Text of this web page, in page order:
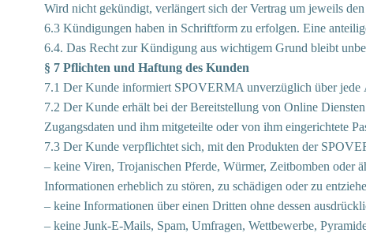
Wird nicht gekündigt, verlängert sich der Vertrag um jeweils
6.3 Kündigungen haben in Schriftform zu erfolgen. Eine
6.4. Das Recht zur Kündigung aus wichtigem Grund bleibt
§ 7 Pflichten und Haftung des Kunden
7.1 Der Kunde informiert SPOVERMA unverzüglich über
7.2 Der Kunde erhält bei der Bereitstellung von Online
Zugangsdaten und ihm mitgeteilte oder von ihm eingerichtete
7.3 Der Kunde verpflichtet sich, mit den Produkten der
– keine Viren, Trojanischen Pferde, Würmer, Zeitbomben oder
Informationen erheblich zu stören, zu schädigen oder zu
– keine Informationen über einen Dritten ohne dessen
– keine Junk-E-Mails, Spam, Umfragen, Wettbewerbe,